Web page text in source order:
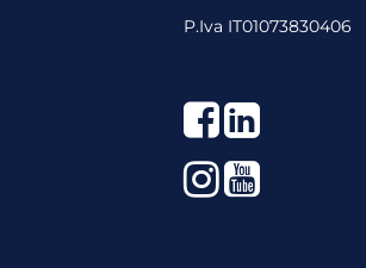
P.Iva IT01073830406
Facebook
LinkedIn
Instagram
YouTube